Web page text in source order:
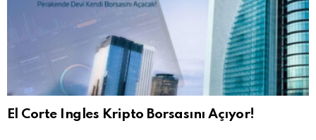
El Corte Ingles Kripto Borsasını Açıyor!